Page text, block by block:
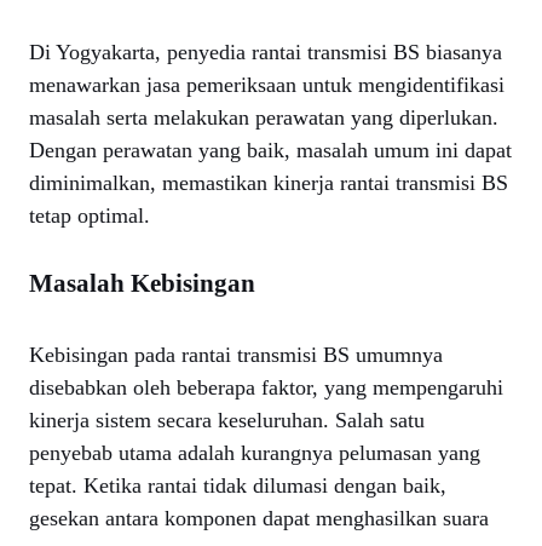
Di Yogyakarta, penyedia rantai transmisi BS biasanya
menawarkan jasa pemeriksaan untuk mengidentifikasi
masalah serta melakukan perawatan yang diperlukan.
Dengan perawatan yang baik, masalah umum ini dapat
diminimalkan, memastikan kinerja rantai transmisi BS
tetap optimal.
Masalah Kebisingan
Kebisingan pada rantai transmisi BS umumnya
disebabkan oleh beberapa faktor, yang mempengaruhi
kinerja sistem secara keseluruhan. Salah satu
penyebab utama adalah kurangnya pelumasan yang
tepat. Ketika rantai tidak dilumasi dengan baik,
gesekan antara komponen dapat menghasilkan suara